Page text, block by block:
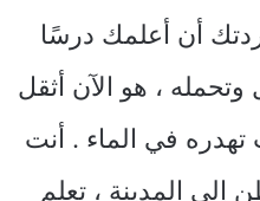
أن أعلمك درسًا
، هو الآن أثقل
في الماء . أنت
إلى المدينة ، تعلم